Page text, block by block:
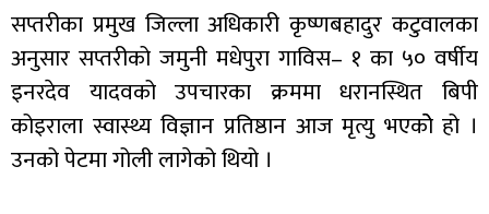
सप्तरीका प्रमुख जिल्ला अधिकारी कृष्णबहादुर कटुवालका
अनुसार सप्तरीको जमुनी मधेपुरा गाविस– १ का ५० वर्षीय
इनरदेव यादवको उपचारका क्रममा धरानस्थित बिपी
कोइराला स्वास्थ्य विज्ञान प्रतिष्ठान आज मृत्यु भएकोे हो ।
उनको पेटमा गोली लागेको थियो ।